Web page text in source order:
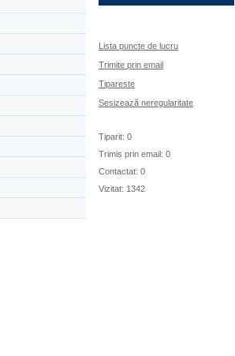
Lista puncte de lucru
Trimite prin email
Tipareste
Sesizează neregularitate
Tiparit: 0
Trimis prin email: 0
Contactat: 0
Vizitat: 1342